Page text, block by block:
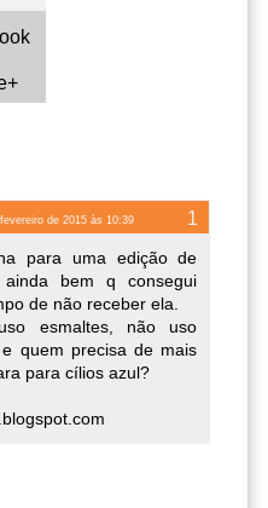
de 2015 às 10:39
para uma edição de
bem q consegui
de não receber ela.
esmaltes, não uso
quem precisa de mais
para cílios azul?